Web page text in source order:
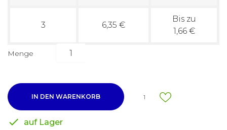
3 6,35 €
Bis zu
1,66 €
Menge
IN DEN WARENKORB 1
 auf Lager